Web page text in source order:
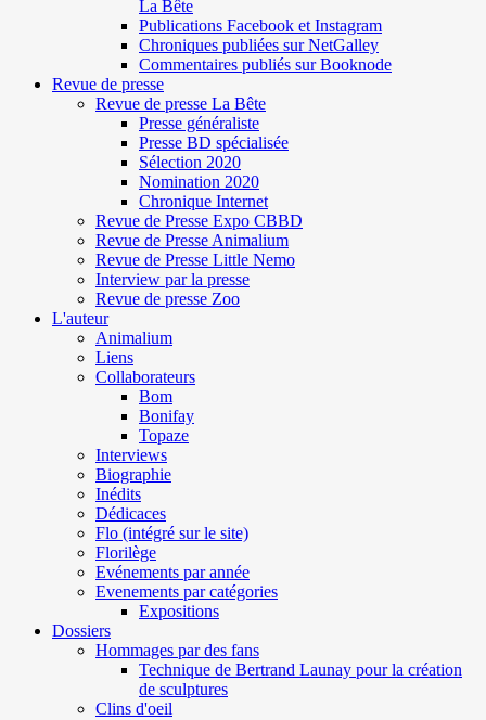
La Bête
Publications Facebook et Instagram
Chroniques publiées sur NetGalley
Commentaires publiés sur Booknode
Revue de presse
Revue de presse La Bête
Presse généraliste
Presse BD spécialisée
Sélection 2020
Nomination 2020
Chronique Internet
Revue de Presse Expo CBBD
Revue de Presse Animalium
Revue de Presse Little Nemo
Interview par la presse
Revue de presse Zoo
L'auteur
Animalium
Liens
Collaborateurs
Bom
Bonifay
Topaze
Interviews
Biographie
Inédits
Dédicaces
Flo (intégré sur le site)
Florilège
Evénements par année
Evenements par catégories
Expositions
Dossiers
Hommages par des fans
Technique de Bertrand Launay pour la création
de sculptures
Clins d'oeil